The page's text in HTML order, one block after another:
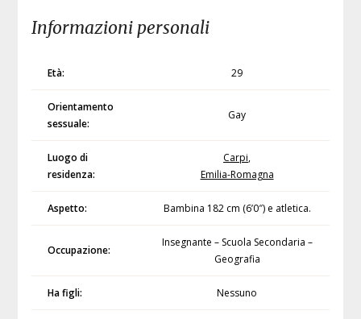
Informazioni personali
Età: 29
Orientamento
sessuale:
Gay
Luogo di
residenza:
Carpi,
Emilia-Romagna
Aspetto: Bambina 182 cm (6’0″) e atletica.
Occupazione:
Insegnante – Scuola Secondaria –
Geografia
Ha figli: Nessuno